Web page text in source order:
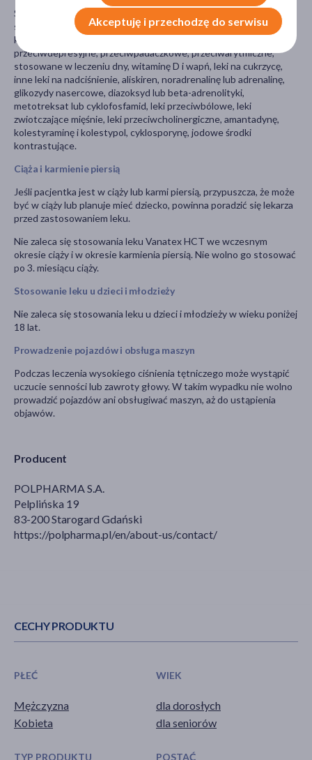
Producent
POLPHARMA S.A.
Pelplińska 19
83-200 Starogard Gdański
https://polpharma.pl/en/about-us/contact/
Szczególnie ważna jest informacja jeśli pacjent stosuje: lit, leki lub
substancje, które mogą zwiększyć lub zmniejszyć ilość potasu we
krwi, niektóre antybiotyki, leki przeciwpsychotyczne,
przeciwdepresyjne, przeciwpadaczkowe, przeciwarytmiczne,
stosowane w leczeniu dny, witaminę D i wapń, leki na cukrzycę,
inne leki na nadciśnienie, aliskiren, noradrenalinę lub adrenalinę,
glikozydy nasercowe, diazoksyd lub beta-adrenolityki,
metotreksat lub cyklofosfamid, leki przeciwbólowe, leki
zwiotczające mięśnie, leki przeciwcholinergiczne, amantadynę,
kolestyraminę i kolestypol, cyklosporynę, jodowe środki
kontrastujące.
Ciąża i karmienie piersią
Jeśli pacjentka jest w ciąży lub karmi piersią, przypuszcza, że może
być w ciąży lub planuje mieć dziecko, powinna poradzić się lekarza
przed zastosowaniem leku.
Nie zaleca się stosowania leku Vanatex HCT we wczesnym
okresie ciąży i w okresie karmienia piersią. Nie wolno go stosować
po 3. miesiącu ciąży.
Stosowanie leku u dzieci i młodzieży
Nie zaleca się stosowania leku u dzieci i młodzieży w wieku poniżej
18 lat.
Prowadzenie pojazdów i obsługa maszyn
Podczas leczenia wysokiego ciśnienia tętniczego może wystąpić
uczucie senności lub zawroty głowy. W takim wypadku nie wolno
prowadzić pojazdów ani obsługiwać maszyn, aż do ustąpienia
objawów.
CECHY PRODUKTU
PŁEĆ
Mężczyzna
Kobieta
WIEK
dla dorosłych
dla seniorów
TYP PRODUKTU POSTAĆ
Akceptuję i przechodzę do serwisu